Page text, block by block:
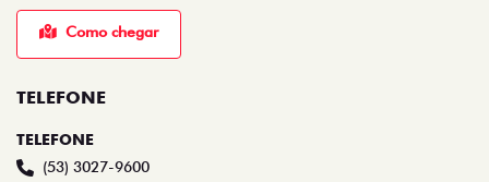
Como chegar
TELEFONE
TELEFONE
(53) 3027-9600